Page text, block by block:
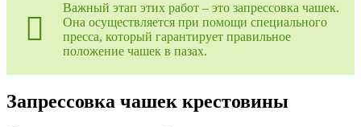
Важный этап этих работ – это запрессовка чашек.
Она осуществляется при помощи специального
пресса, который гарантирует правильное
положение чашек в пазах.
Запрессовка чашек крестовины